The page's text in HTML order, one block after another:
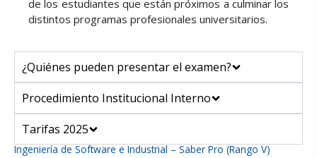
de los estudiantes que están próximos a culminar los
distintos programas profesionales universitarios.
¿Quiénes pueden presentar el examen?
Procedimiento Institucional Interno
Tarifas 2025
Ingeniería de Software e Industrial – Saber Pro (Rango V)